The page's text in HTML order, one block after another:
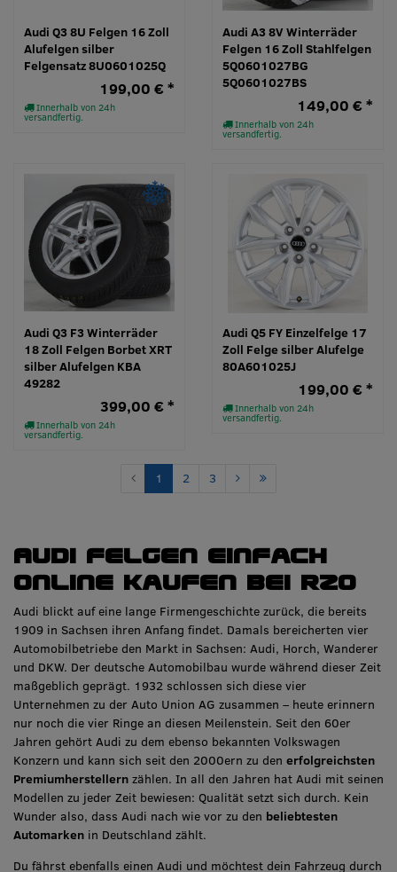
Audi Q3 8U Felgen 16 Zoll
Alufelgen silber
Felgensatz 8U0601025Q
Innerhalb von 24h
versandfertig.
199,00 € *
Audi A3 8V Winterräder
Felgen 16 Zoll Stahlfelgen
5Q0601027BG
5Q0601027BS
Innerhalb von 24h
versandfertig.
149,00 € *
Audi Q3 F3 Winterräder
18 Zoll Felgen Borbet XRT
silber Alufelgen KBA
49282
Innerhalb von 24h
versandfertig.
399,00 € *
Audi Q5 FY Einzelfelge 17
Zoll Felge silber Alufelge
80A601025J
Innerhalb von 24h
versandfertig.
199,00 € *
1 2 3
Audi Felgen einfach
online kaufen bei RZO
Audi blickt auf eine lange Firmengeschichte zurück, die bereits
1909 in Sachsen ihren Anfang findet. Damals bereicherten vier
Automobilbetriebe den Markt in Sachsen: Audi, Horch, Wanderer
und DKW. Der deutsche Automobilbau wurde während dieser Zeit
maßgeblich geprägt. 1932 schlossen sich diese vier
Unternehmen zu der Auto Union AG zusammen – heute erinnern
nur noch die vier Ringe an diesen Meilenstein. Seit den 60er
Jahren gehört Audi zu dem ebenso bekannten Volkswagen
Konzern und kann sich seit den 2000ern zu den erfolgreichsten
Premiumherstellern zählen. In all den Jahren hat Audi mit seinen
Modellen zu jeder Zeit bewiesen: Qualität setzt sich durch. Kein
Wunder also, dass Audi nach wie vor zu den beliebtesten
Automarken in Deutschland zählt.
Du fährst ebenfalls einen Audi und möchtest dein Fahrzeug durch